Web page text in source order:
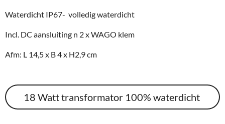
Waterdicht IP67- volledig waterdicht
Incl. DC aansluiting n 2 x WAGO klem
Afm: L 14,5 x B 4 x H2,9 cm
18 Watt transformator 100% waterdicht